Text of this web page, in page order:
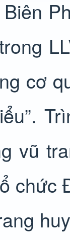
cơ
vũ
chức